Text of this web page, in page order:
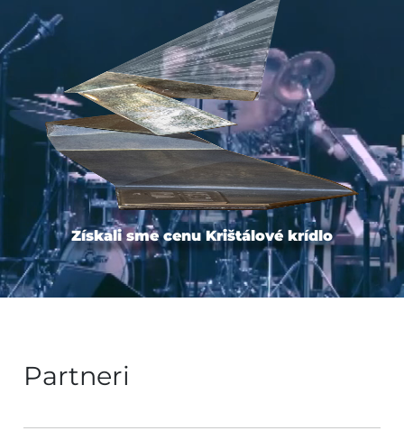
Získali sme cenu Krištálové krídlo
Partneri